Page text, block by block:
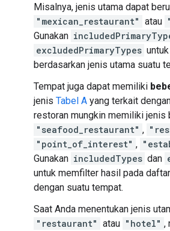
Misalnya, jenis utama dapat
"mexican_restaurant" atau
Gunakan
excludedPrimaryTypes
berdasarkan jenis utama suatu
Tempat juga dapat memiliki
jenis Tabel A yang terkait
restoran mungkin memiliki jenis
"seafood_restaurant" ,
"point_of_interest" ,
Gunakan includedTypes dan
untuk memfilter hasil pada
dengan suatu tempat.
Saat Anda menentukan jenis
"restaurant" atau "hotel" ,